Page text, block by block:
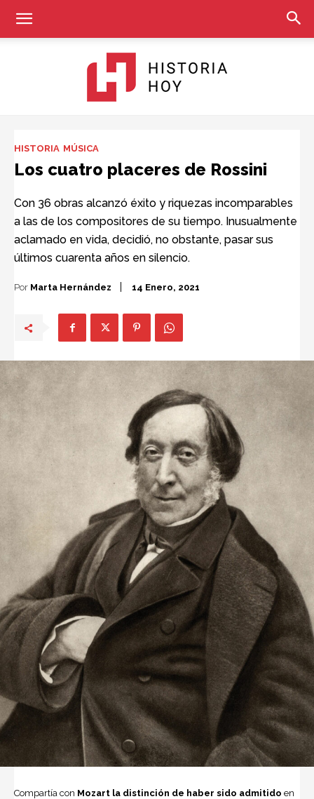
Hoy
HISTORIA MÚSICA
Los cuatro placeres de Rossini
Con 36 obras alcanzó éxito y riquezas incomparables
a las de los compositores de su tiempo. Inusualmente
aclamado en vida, decidió, no obstante, pasar sus
últimos cuarenta años en silencio.
Por Marta Hernández 14 Enero, 2021
Compartía con Mozart la distinción de haber sido admitido en